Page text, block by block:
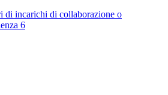
di incarichi di collaborazione o
6